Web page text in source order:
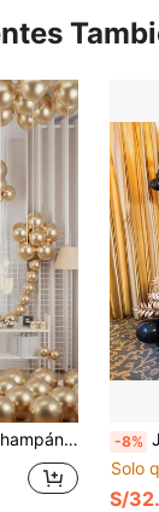
bodas/despedida de soltera/aniversarios/graduación (con cintas y nudos) -8%
Solo
S/